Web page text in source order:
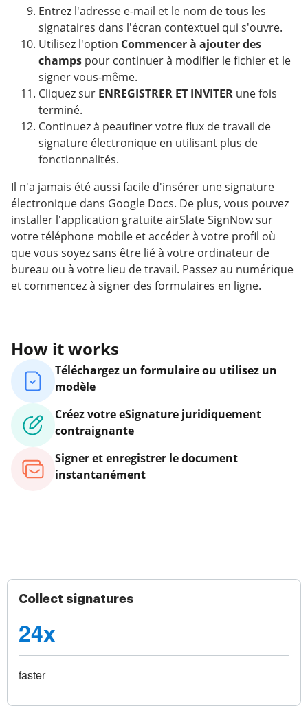
Entrez l'adresse e-mail et le nom de tous les
signataires dans l'écran contextuel qui s'ouvre.
Utilisez l'option Commencer à ajouter des
champs pour continuer à modifier le fichier et le
signer vous-même.
Cliquez sur ENREGISTRER ET INVITER une fois
terminé.
Continuez à peaufiner votre flux de travail de
signature électronique en utilisant plus de
fonctionnalités.
Il n'a jamais été aussi facile d'insérer une signature
électronique dans Google Docs. De plus, vous pouvez
installer l'application gratuite airSlate SignNow sur
votre téléphone mobile et accéder à votre profil où
que vous soyez sans être lié à votre ordinateur de
bureau ou à votre lieu de travail. Passez au numérique
et commencez à signer des formulaires en ligne.
How it works
Téléchargez un formulaire ou utilisez un
modèle
Créez votre eSignature juridiquement
contraignante
Signer et enregistrer le document
instantanément
Collect signatures
24x
faster